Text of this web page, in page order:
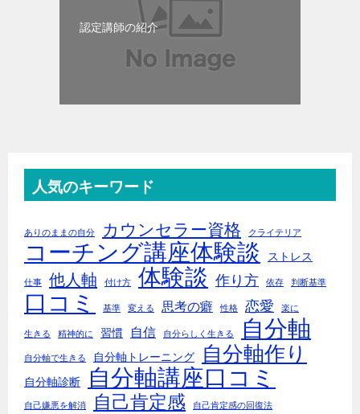
認定講師の紹介
人気のキーワード
ありのままの自分 カウンセラー資格 クライテリア
コーチング講座体験談 ストレス
仕事 他人軸 付け方 体験談 作り方 依存 判断基準
口コミ 基準 変える 思考の癖 性格 恋愛 楽に
生きる 精神的に 習慣 自信 自分らしく生きる 自分軸
自分軸で生きる 自分軸トレーニング 自分軸作り
自分軸診断 自分軸講座口コミ
自己嫌悪を解消 自己肯定感 自己肯定感の回復法